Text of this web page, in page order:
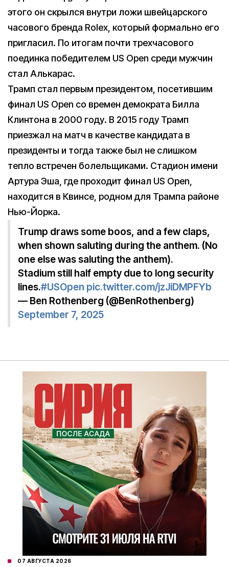
этого он скрылся внутри ложи швейцарского
часового бренда Rolex, который формально его
пригласил. По итогам почти трехчасового
поединка победителем US Open среди мужчин
стал Алькарас.
Трамп стал первым президентом, посетившим
финал US Open со времен демократа Билла
Клинтона в 2000 году. В 2015 году Трамп
приезжал на матч в качестве кандидата в
президенты и тогда также был не слишком
тепло встречен болельщиками. Стадион имени
Артура Эша, где проходит финал US Open,
находится в Квинсе, родном для Трампа районе
Нью-Йорка.
Trump draws some boos, and a few claps,
when shown saluting during the anthem. (No
one else was saluting the anthem).
Stadium still half empty due to long security
lines.#USOpen pic.twitter.com/jzJiDMPFYb
— Ben Rothenberg (@BenRothenberg)
September 7, 2025
07 АВГУСТА 2026